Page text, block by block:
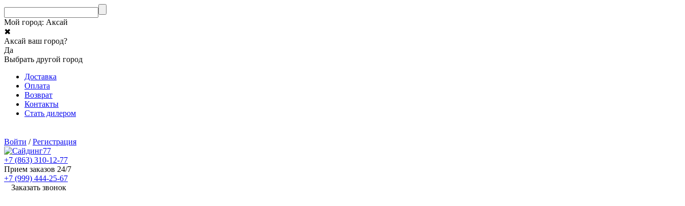
Мой город: Аксай
✖
Аксай ваш город?
Да
Выбрать другой город
Доставка
Оплата
Возврат
Контакты
Стать дилером
Войти /Регистрация
+7 (863) 310-12-77
Прием заказов 24/7
+7 (999) 444-25-67
Заказать звонок